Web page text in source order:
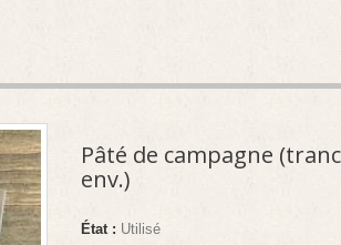
Pâté de campagne
env.)
État : Utilisé